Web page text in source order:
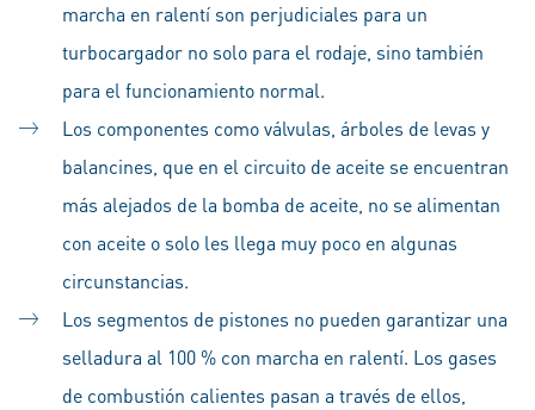
marcha en ralentí son perjudiciales para un
turbocargador no solo para el rodaje, sino también
para el funcionamiento normal.
Los componentes como válvulas, árboles de levas y
balancines, que en el circuito de aceite se encuentran
más alejados de la bomba de aceite, no se alimentan
con aceite o solo les llega muy poco en algunas
circunstancias.
Los segmentos de pistones no pueden garantizar una
selladura al 100 % con marcha en ralentí. Los gases
de combustión calientes pasan a través de ellos,